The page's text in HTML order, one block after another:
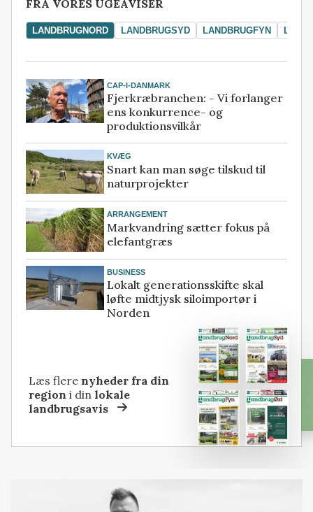
FRA VORES UGEAVISER
LANDBRUGNORD LANDBRUGSYD LANDBRUGFYN
CAP-I-DANMARK
Fjerkræbranchen: - Vi forlanger
ens konkurrence- og
produktionsvilkår
KVÆG
Snart kan man søge tilskud til
naturprojekter
ARRANGEMENT
Markvandring sætter fokus på
elefantgræs
BUSINESS
Lokalt generationsskifte skal
løfte midtjysk siloimportør i
Norden
Læs flere nyheder fra din
region i dinlokale
landbrugsavis